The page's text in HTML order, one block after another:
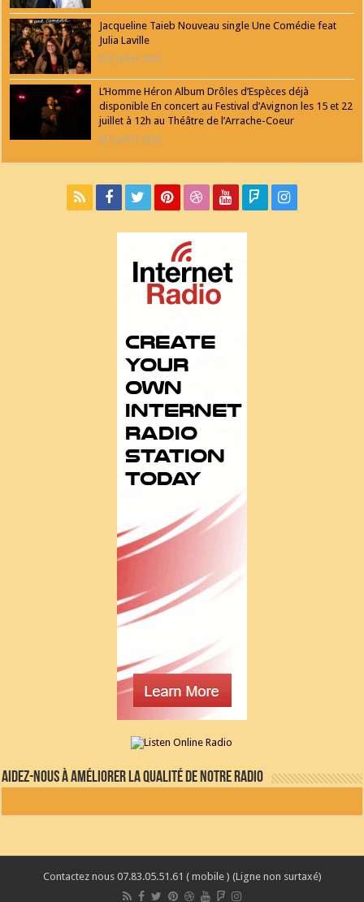
Jacqueline Taieb Nouveau single Une Comédie feat
Julia Laville
8 juillet 2026
L’Homme Héron Album Drôles d’Espèces déjà
disponible En concert au Festival d’Avignon les 15 et 22
juillet à 12h au Théâtre de l’Arrache-Coeur
6 juillet 2026
Aidez-nous à améliorer la qualité de notre radio
Contactez nous 07.83.05.51.61 ( mobile ) (Ligne non surtaxé)